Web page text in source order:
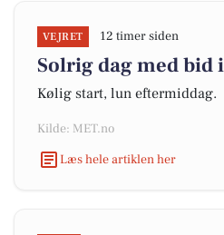
VEJRET 12 timer siden
Solrig dag med bid
Kølig start, lun eftermiddag.
Kilde: MET.no
Læs hele artiklen her